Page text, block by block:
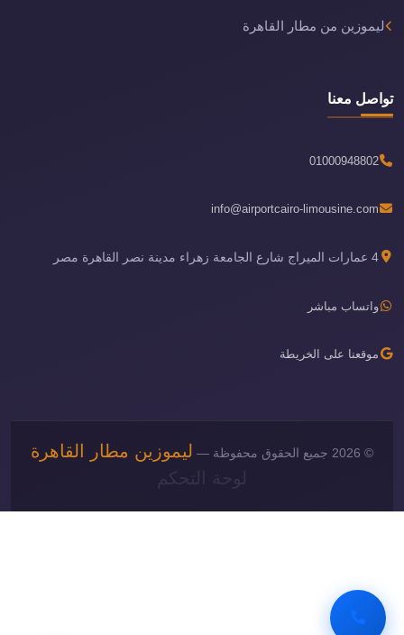
ليموزين من مطار القاهرة
تواصل معنا
01000948802
info@airportcairo-limousine.com
4 عمارات الميراج شارع الجامعة زهراء مدينة نصر القاهرة مصر
واتساب مباشر
موقعنا على الخريطة
© 2026 جميع الحقوق محفوظة —
ليموزين مطار القاهرة